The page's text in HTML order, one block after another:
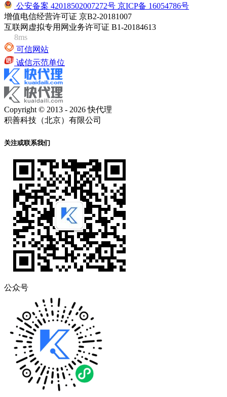
公安备案 42018502007272号 京ICP备 16054786号
增值电信经营许可证 京B2-20181007
互联网虚拟专用网业务许可证 B1-20184613
8ms
可信网站
诚信示范单位
Copyright © 2013 - 2026 快代理
积善科技（北京）有限公司
关注或联系我们
公众号